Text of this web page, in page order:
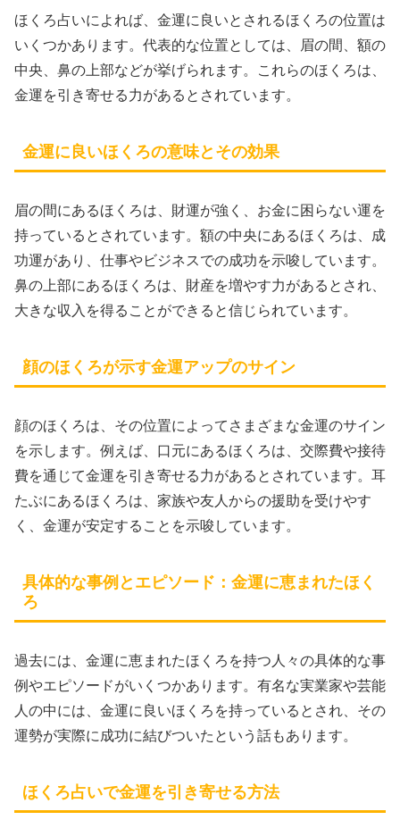
ほくろ占いによれば、金運に良いとされるほくろの位置は
いくつかあります。代表的な位置としては、眉の間、額の
中央、鼻の上部などが挙げられます。これらのほくろは、
金運を引き寄せる力があるとされています。
金運に良いほくろの意味とその効果
眉の間にあるほくろは、財運が強く、お金に困らない運を
持っているとされています。額の中央にあるほくろは、成
功運があり、仕事やビジネスでの成功を示唆しています。
鼻の上部にあるほくろは、財産を増やす力があるとされ、
大きな収入を得ることができると信じられています。
顔のほくろが示す金運アップのサイン
顔のほくろは、その位置によってさまざまな金運のサイン
を示します。例えば、口元にあるほくろは、交際費や接待
費を通じて金運を引き寄せる力があるとされています。耳
たぶにあるほくろは、家族や友人からの援助を受けやす
く、金運が安定することを示唆しています。
具体的な事例とエピソード：金運に恵まれたほく
ろ
過去には、金運に恵まれたほくろを持つ人々の具体的な事
例やエピソードがいくつかあります。有名な実業家や芸能
人の中には、金運に良いほくろを持っているとされ、その
運勢が実際に成功に結びついたという話もあります。
ほくろ占いで金運を引き寄せる方法